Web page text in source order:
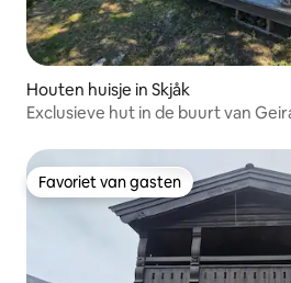
Houten huisje in Skjåk
Exclusieve hut in de buurt van
Favoriet van gasten
Favoriet van gasten